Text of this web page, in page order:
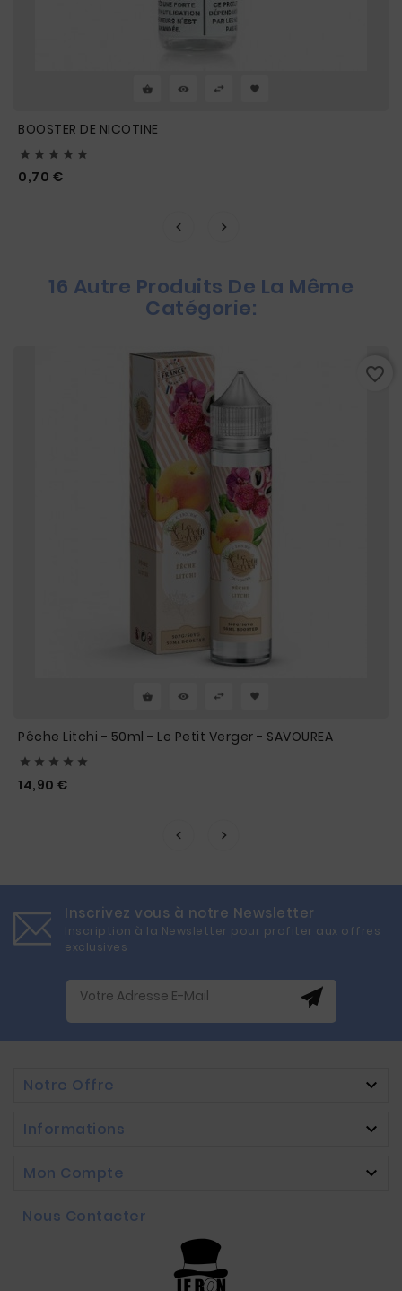
BOOSTER DE NICOTINE
    
0,70 €
16 Autre Produits De La Même
Catégorie:
Pêche Litchi - 50ml - Le Petit Verger - SAVOUREA
    
14,90 €
favorite_border
Inscrivez vous à notre Newsletter
Inscription à la Newsletter pour profiter aux offres
exclusives
Notre Offre 
Informations 
Mon Compte 
Nous Contacter